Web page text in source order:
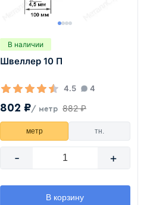
В наличии
Швеллер 10 П
4.5 4
802 ₽/ метр 882 ₽
метр тн.
- +
В корзину